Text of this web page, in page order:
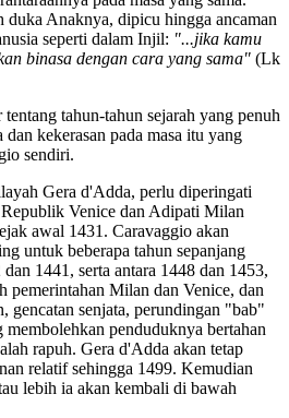
duka Anaknya, dipicu hingga ancaman
seperti dalam Injil: "...jika kamu
binasa dengan cara yang sama" (Lk
tahun-tahun sejarah yang penuh
kekerasan pada masa itu yang
sendiri.
Gera d'Adda, perlu diperingati
Venice dan Adipati Milan
awal 1431. Caravaggio akan
untuk beberapa tahun sepanjang
1441, serta antara 1448 dan 1453,
pemerintahan Milan dan Venice, dan
gencatan senjata, perundingan "bab"
penduduknya bertahan
rapuh. Gera d'Adda akan tetap
relatif sehingga 1499. Kemudian
lebih ia akan kembali di bawah